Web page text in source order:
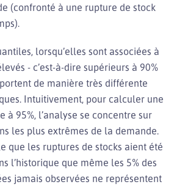
(confronté à une rupture de stock
lorsqu’elles sont associées à
- c’est-à-dire supérieurs à 90%
de manière très différente
Intuitivement, pour calculer une
à 95%, l’analyse se concentre sur
les plus extrêmes de la demande.
que les ruptures de stocks aient été
l’historique que même les 5% des
jamais observées ne représentent